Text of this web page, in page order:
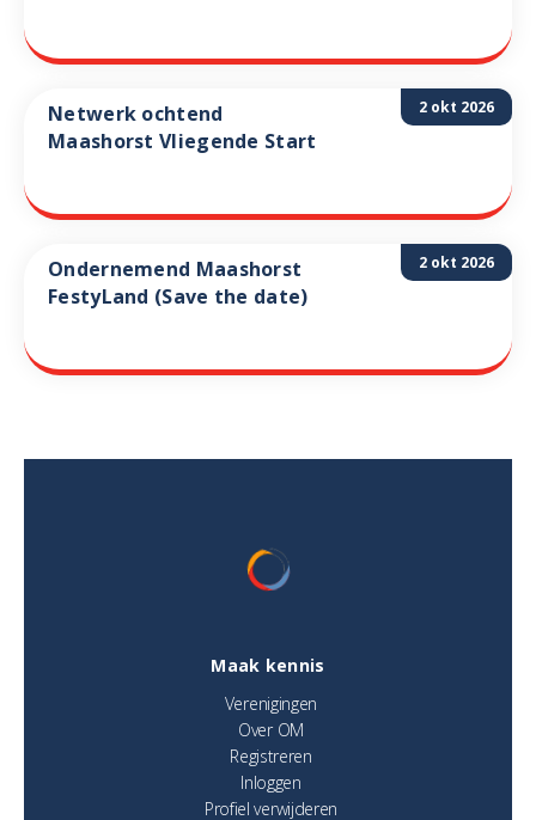
2 okt 2026
Netwerk ochtend
Maashorst Vliegende Start
2 okt 2026
Ondernemend Maashorst
FestyLand (Save the date)
Maak kennis
Verenigingen
Over OM
Registreren
Inloggen
Profiel verwijderen